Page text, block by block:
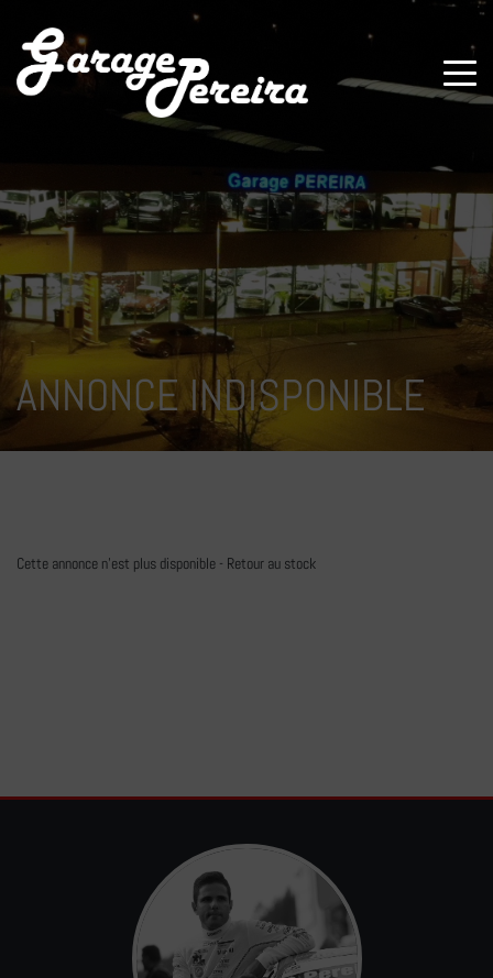
ANNONCE INDISPONIBLE
Cette annonce n'est plus disponible - Retour au stock
Paramètres avancés des cookies